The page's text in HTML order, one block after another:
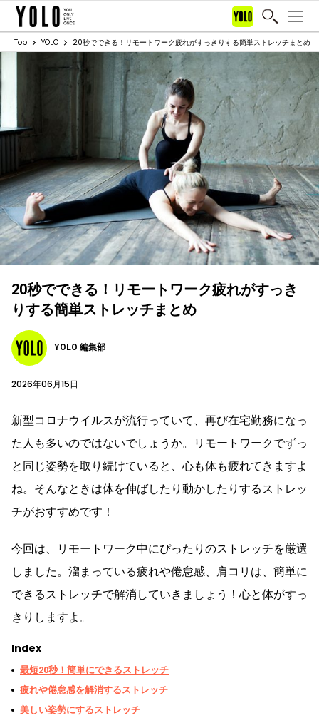
Top YOLO 20秒でできる！リモートワーク疲れがすっきりする簡単ストレッチまとめ
20秒でできる！リモートワーク疲れがすっき
りする簡単ストレッチまとめ
YOLO 編集部
2026年06月15日
新型コロナウイルスが流行っていて、再び在宅勤務になっ
た人も多いのではないでしょうか。リモートワークでずっ
と同じ姿勢を取り続けていると、心も体も疲れてきますよ
ね。そんなときは体を伸ばしたり動かしたりするストレッ
チがおすすめです！
今回は、リモートワーク中にぴったりのストレッチを厳選
しました。溜まっている疲れや倦怠感、肩コリは、簡単に
できるストレッチで解消していきましょう！心と体がすっ
きりしますよ。
Index
最短20秒！簡単にできるストレッチ
疲れや倦怠感を解消するストレッチ
美しい姿勢にするストレッチ